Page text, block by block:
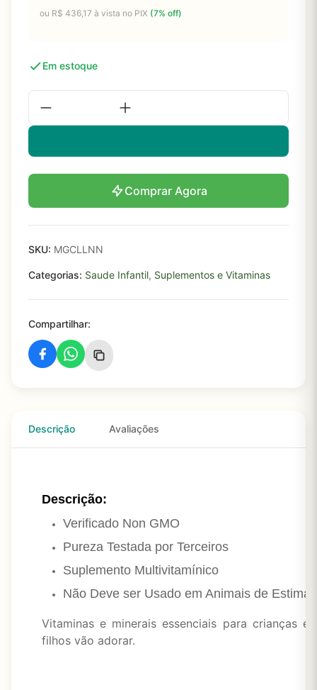
ou R$ 436,17 à vista no PIX (7% off)
Em estoque
Comprar Agora
SKU: MGCLLNN
Categorias: Saude Infantil, Suplementos e Vitaminas
Compartilhar:
Descrição Avaliações
Descrição:
Verificado Non GMO
Pureza Testada por Terceiros
Suplemento Multivitamínico
Não Deve ser Usado em Animais de
Vitaminas e minerais essenciais para crianças
filhos vão adorar.